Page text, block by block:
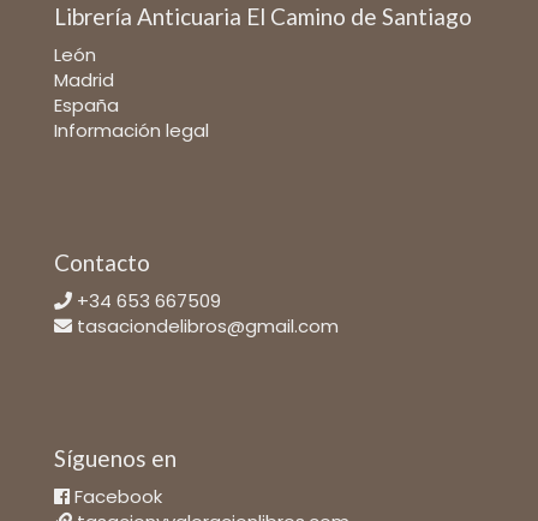
Librería Anticuaria El Camino de Santiago
León
Madrid
España
Información legal
Contacto
+34 653 667509
tasaciondelibros@gmail.com
Síguenos en
Facebook